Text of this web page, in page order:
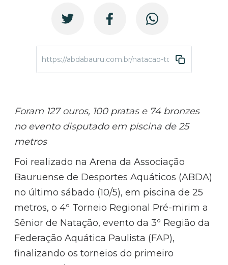
https://abdabauru.com.br/natacao-torneio-regional-
Foram 127 ouros, 100 pratas e 74 bronzes
no evento disputado em piscina de 25
metros
Foi realizado na Arena da Associação
Bauruense de Desportes Aquáticos (ABDA)
no último sábado (10/5), em piscina de 25
metros, o 4º Torneio Regional Pré-mirim a
Sênior de Natação, evento da 3º Região da
Federação Aquática Paulista (FAP),
finalizando os torneios do primeiro